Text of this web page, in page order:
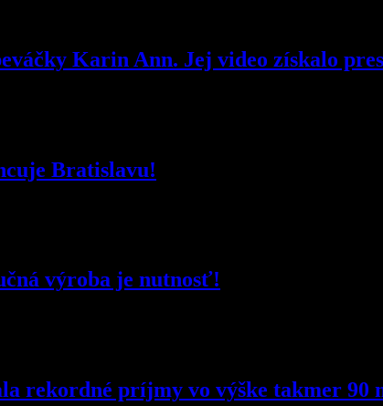
Karin Ann. Jej video získalo
Bratislavu!
výroba je nutnosť!
rekordné príjmy vo výške takmer 90